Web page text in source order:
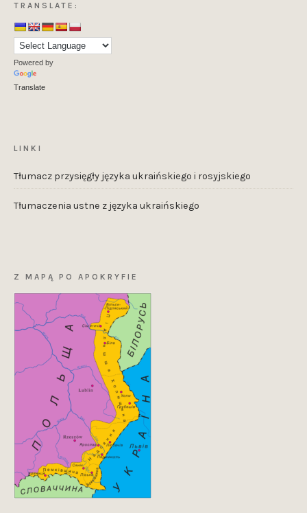
TRANSLATE:
Powered by
Translate
LINKI
Tłumacz przysięgły języka ukraińskiego i rosyjskiego
Tłumaczenia ustne z języka ukraińskiego
Z MAPĄ PO APOKRYFIE